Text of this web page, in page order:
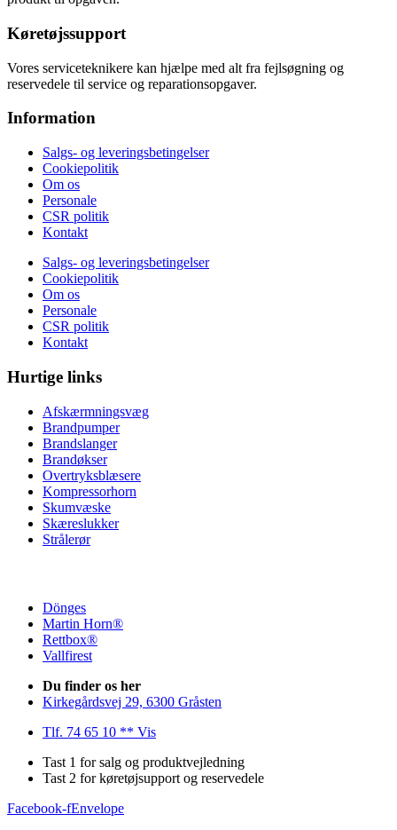
Køretøjssupport
Vores serviceteknikere kan hjælpe med alt fra fejlsøgning og
reservedele til service og reparationsopgaver.
Information
Salgs- og leveringsbetingelser
Cookiepolitik
Om os
Personale
CSR politik
Kontakt
Salgs- og leveringsbetingelser
Cookiepolitik
Om os
Personale
CSR politik
Kontakt
Hurtige links
Afskærmningsvæg
Brandpumper
Brandslanger
Brandøkser
Overtryksblæsere
Kompressorhorn
Skumvæske
Skæreslukker
Strålerør
Dönges
Martin Horn®
Rettbox®
Vallfirest
Du finder os her
Kirkegårdsvej 29, 6300 Gråsten
Tlf. 74 65 10 ** Vis
Tast 1 for salg og produktvejledning
Tast 2 for køretøjsupport og reservedele
Facebook-fEnvelope